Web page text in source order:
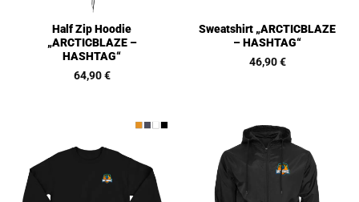
Half Zip Hoodie
„ARCTICBLAZE –
HASHTAG“
64,90€
Sweatshirt „ARCTICBLAZE
– HASHTAG“
46,90€